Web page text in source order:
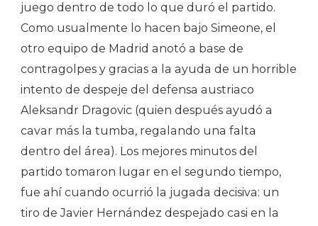
juego dentro de todo lo que duró el partido.
Como usualmente lo hacen bajo Simeone, el
otro equipo de Madrid anotó a base de
contragolpes y gracias a la ayuda de un horrible
intento de despeje del defensa austriaco
Aleksandr Dragovic (quien después ayudó a
cavar más la tumba, regalando una falta
dentro del área). Los mejores minutos del
partido tomaron lugar en el segundo tiempo,
fue ahí cuando ocurrió la jugada decisiva: un
tiro de Javier Hernández despejado casi en la